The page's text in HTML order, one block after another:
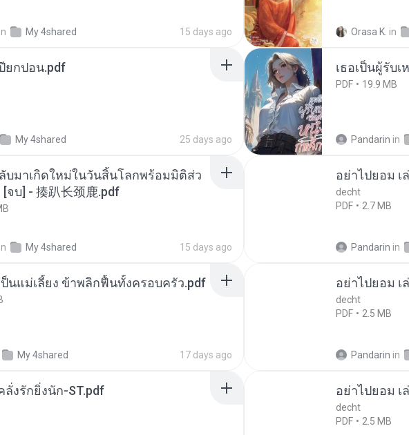
in My 4shared 15 days ago Orasa K. in
ยกปอน.pdf
My 4shared 25 days ago
เธอเป็นผู้รับ
PDF 19.9 MB
Pandarin in
บมาเกิดใหม่ในวันสิ้นโลกพร้อมมิติส่ว
จบ] - 揍趴长颈鹿.pdf
in My 4shared 15 days ago
อย่าไปยอม เ
decht
PDF
2.7 MB
Pandarin in
นแม่เลี้ยง ข้าพลิกฟื้นทั้งครอบครัว.pdf
My 4shared 17 days ago
อย่าไปยอม เ
decht
PDF
2.5 MB
Pandarin in
ลั่งรักยิ่งนัก-ST.pdf อย่าไปยอม เ
decht
PDF
2.5 MB